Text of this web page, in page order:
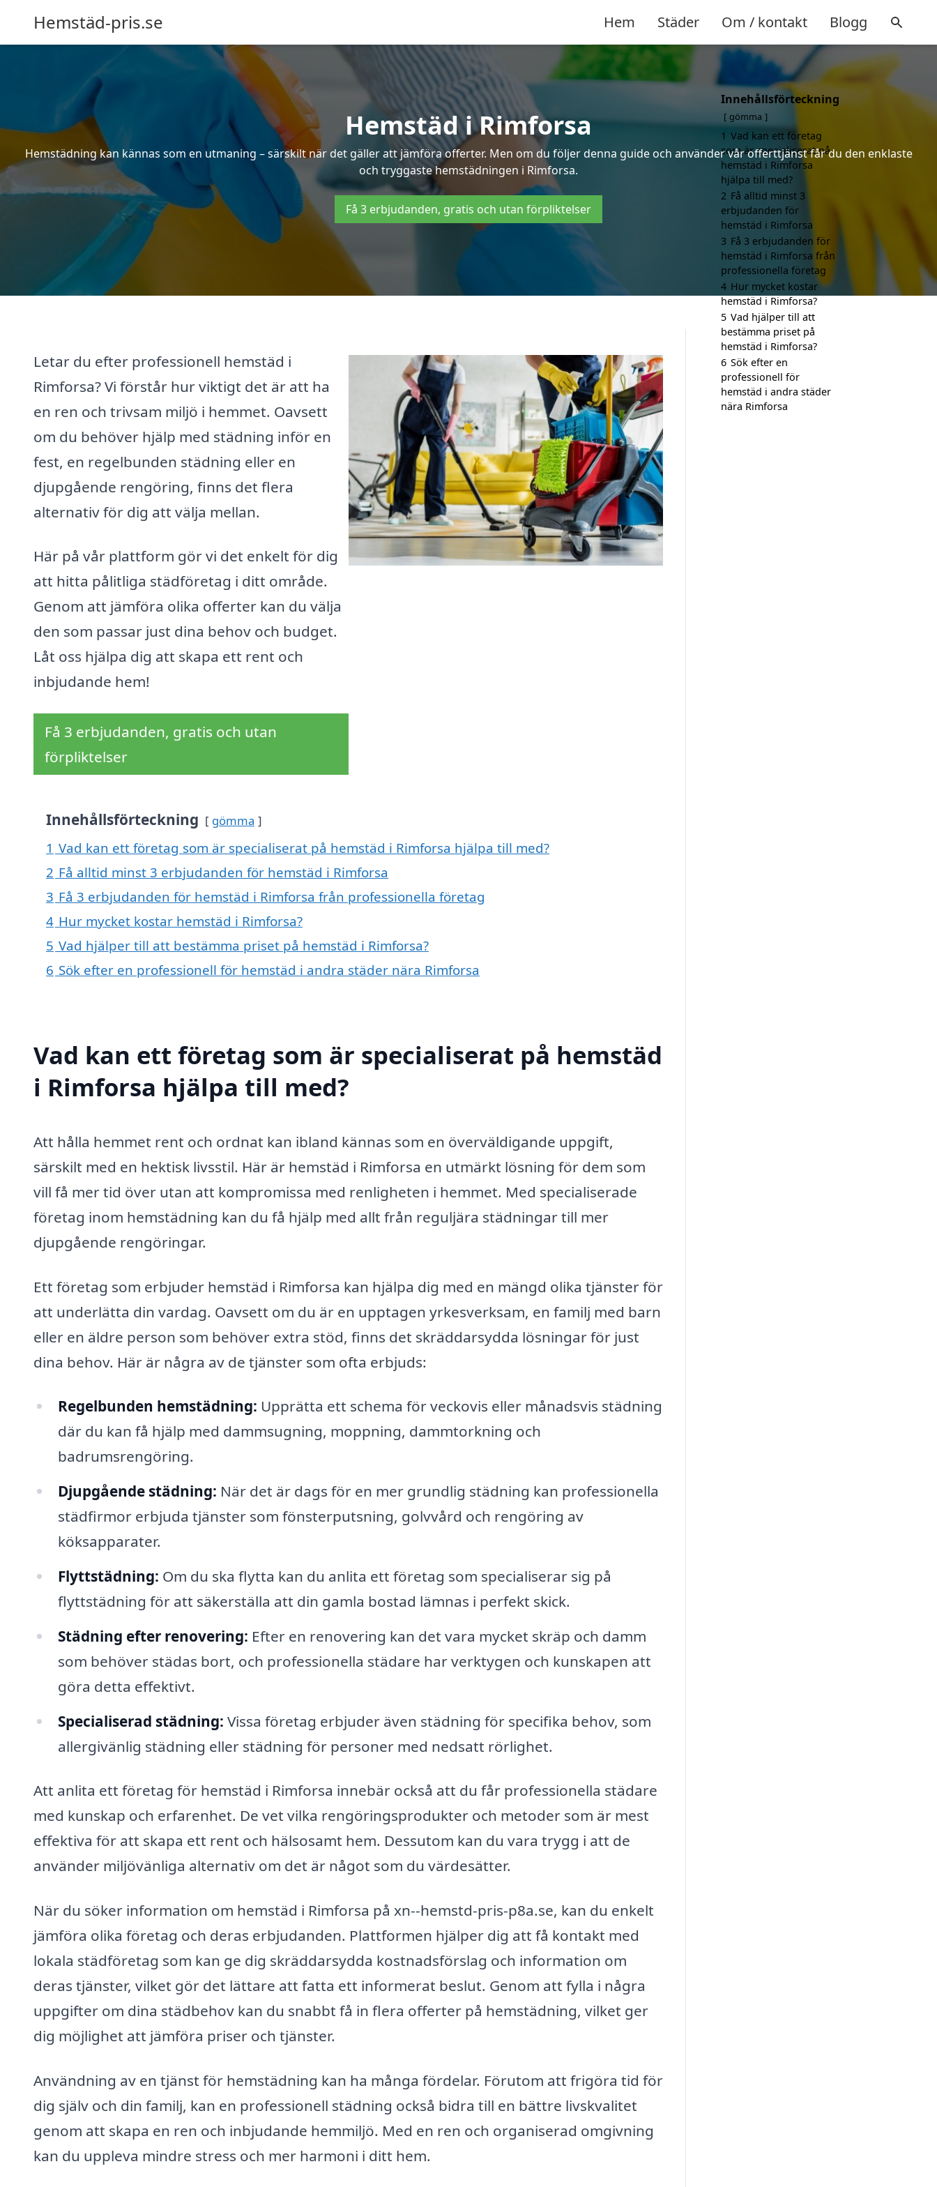
Hemstäd-pris.se Hem Städer Om / kontakt Blogg
Hemstäd i Rimforsa
Hemstädning kan kännas som en utmaning – särskilt när det gäller att jämföra offerter. Men om du följer denna guide och använder vår offerttjänst får du den enklaste
och tryggaste hemstädningen i Rimforsa.
Få 3 erbjudanden, gratis och utan förpliktelser
Letar du efter professionell hemstäd i
Rimforsa? Vi förstår hur viktigt det är att ha
en ren och trivsam miljö i hemmet. Oavsett
om du behöver hjälp med städning inför en
fest, en regelbunden städning eller en
djupgående rengöring, finns det flera
alternativ för dig att välja mellan.
Här på vår plattform gör vi det enkelt för dig
att hitta pålitliga städföretag i ditt område.
Genom att jämföra olika offerter kan du välja
den som passar just dina behov och budget.
Låt oss hjälpa dig att skapa ett rent och
inbjudande hem!
Få 3 erbjudanden, gratis och utan
förpliktelser
Innehållsförteckning gömma
1 Vad kan ett företag som är specialiserat på hemstäd i Rimforsa hjälpa till med?
2 Få alltid minst 3 erbjudanden för hemstäd i Rimforsa
3 Få 3 erbjudanden för hemstäd i Rimforsa från professionella företag
4 Hur mycket kostar hemstäd i Rimforsa?
5 Vad hjälper till att bestämma priset på hemstäd i Rimforsa?
6 Sök efter en professionell för hemstäd i andra städer nära Rimforsa
Vad kan ett företag som är specialiserat på hemstäd
i Rimforsa hjälpa till med?
Att hålla hemmet rent och ordnat kan ibland kännas som en överväldigande uppgift,
särskilt med en hektisk livsstil. Här är hemstäd i Rimforsa en utmärkt lösning för dem som
vill få mer tid över utan att kompromissa med renligheten i hemmet. Med specialiserade
företag inom hemstädning kan du få hjälp med allt från reguljära städningar till mer
djupgående rengöringar.
Ett företag som erbjuder hemstäd i Rimforsa kan hjälpa dig med en mängd olika tjänster för
att underlätta din vardag. Oavsett om du är en upptagen yrkesverksam, en familj med barn
eller en äldre person som behöver extra stöd, finns det skräddarsydda lösningar för just
dina behov. Här är några av de tjänster som ofta erbjuds:
Regelbunden hemstädning: Upprätta ett schema för veckovis eller månadsvis städning
där du kan få hjälp med dammsugning, moppning, dammtorkning och
badrumsrengöring.
Djupgående städning: När det är dags för en mer grundlig städning kan professionella
städfirmor erbjuda tjänster som fönsterputsning, golvvård och rengöring av
köksapparater.
Flyttstädning: Om du ska flytta kan du anlita ett företag som specialiserar sig på
flyttstädning för att säkerställa att din gamla bostad lämnas i perfekt skick.
Städning efter renovering: Efter en renovering kan det vara mycket skräp och damm
som behöver städas bort, och professionella städare har verktygen och kunskapen att
göra detta effektivt.
Specialiserad städning: Vissa företag erbjuder även städning för specifika behov, som
allergivänlig städning eller städning för personer med nedsatt rörlighet.
Att anlita ett företag för hemstäd i Rimforsa innebär också att du får professionella städare
med kunskap och erfarenhet. De vet vilka rengöringsprodukter och metoder som är mest
effektiva för att skapa ett rent och hälsosamt hem. Dessutom kan du vara trygg i att de
använder miljövänliga alternativ om det är något som du värdesätter.
När du söker information om hemstäd i Rimforsa på xn--hemstd-pris-p8a.se, kan du enkelt
jämföra olika företag och deras erbjudanden. Plattformen hjälper dig att få kontakt med
lokala städföretag som kan ge dig skräddarsydda kostnadsförslag och information om
deras tjänster, vilket gör det lättare att fatta ett informerat beslut. Genom att fylla i några
uppgifter om dina städbehov kan du snabbt få in flera offerter på hemstädning, vilket ger
dig möjlighet att jämföra priser och tjänster.
Användning av en tjänst för hemstädning kan ha många fördelar. Förutom att frigöra tid för
dig själv och din familj, kan en professionell städning också bidra till en bättre livskvalitet
genom att skapa en ren och inbjudande hemmiljö. Med en ren och organiserad omgivning
kan du uppleva mindre stress och mer harmoni i ditt hem.
Innehållsförteckning
gömma
1 Vad kan ett företag
som är specialiserat på
hemstäd i Rimforsa
hjälpa till med?
2 Få alltid minst 3
erbjudanden för
hemstäd i Rimforsa
3 Få 3 erbjudanden för
hemstäd i Rimforsa från
professionella företag
4 Hur mycket kostar
hemstäd i Rimforsa?
5 Vad hjälper till att
bestämma priset på
hemstäd i Rimforsa?
6 Sök efter en
professionell för
hemstäd i andra städer
nära Rimforsa